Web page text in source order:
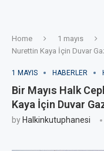
Home 1 mayıs
Nurettin Kaya İçin Duvar
1 MAYIS HABERLER
Bir Mayıs Halk
Kaya İçin Duvar
by Halkinkutuphanesi